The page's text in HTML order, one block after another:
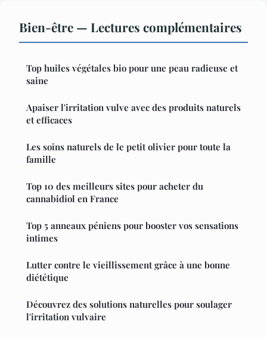
Bien-être — Lectures complémentaires
Top huiles végétales bio pour une peau radieuse et
saine
Apaiser l'irritation vulve avec des produits naturels
et efficaces
Les soins naturels de le petit olivier pour toute la
famille
Top 10 des meilleurs sites pour acheter du
cannabidiol en France
Top 5 anneaux péniens pour booster vos sensations
intimes
Lutter contre le vieillissement grâce à une bonne
diététique
Découvrez des solutions naturelles pour soulager
l'irritation vulvaire